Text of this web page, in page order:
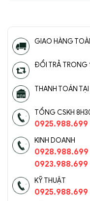
Đèn Tường Trang
GIAO HÀNG
ĐỔI TRẢ TRONG
THANH TOÁN
TỔNG CSKH
0925.988.699
KINH DOANH
0928.988.699
0923.988.699
KỸ THUẬT
0925.988.699